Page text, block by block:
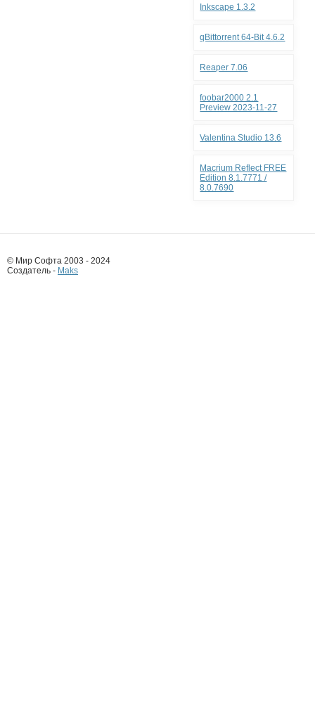
Inkscape 1.3.2
qBittorrent 64-Bit 4.6.2
Reaper 7.06
foobar2000 2.1
Preview 2023-11-27
Valentina Studio 13.6
Macrium Reflect FREE
Edition 8.1.7771 /
8.0.7690
© Мир Софта 2003 - 2024
Создатель - Maks